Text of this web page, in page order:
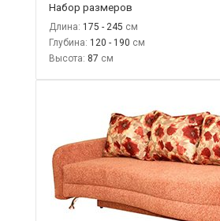
Набор размеров
Длина: 175 - 245
Глубина: 120 - 190
Высота: 87